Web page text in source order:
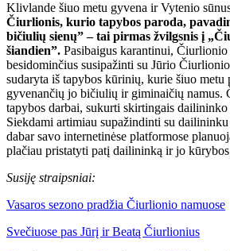
Klivlande šiuo metu gyvena ir Vytenio
Čiurlionis, kurio tapybos paroda,
bičiulių sienų” – tai pirmas žvilgsnis į
šiandien”. Pasibaigus karantinui,
besidominčius susipažinti su Jūrio
sudaryta iš tapybos kūrinių, kurie šiuo metu
gyvenančių jo bičiulių ir giminaičių namus.
tapybos darbai, sukurti skirtingais dailininko
Siekdami artimiau supažindinti su
dabar savo internetinėse platformose
plačiau pristatyti patį dailininką ir jo kūrybos
Susiję straipsniai:
Vasaros sezono pradžia Čiurlionio namuose
Svečiuose pas Jūrį ir Beatą Čiurlionius